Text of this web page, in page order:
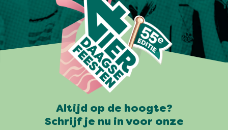
Altijd op de hoogte?
Schrijf je nu in voor onze